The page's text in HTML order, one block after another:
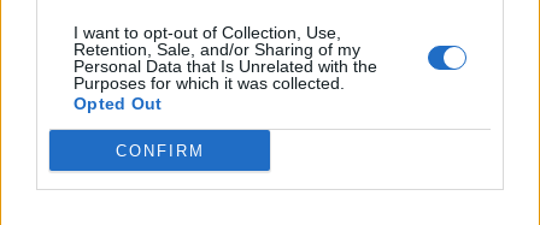
I want to opt-out of Collection, Use,
Retention, Sale, and/or Sharing of my
Personal Data that Is Unrelated with the
Purposes for which it was collected.
Opted Out
CONFIRM
PartagerFacebookPinterest
Astuce
Vidéos